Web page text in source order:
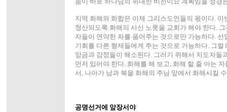
지역 화해와 화합은 이제 그리스도인들의 몫이다.
청산되도록 화해의 사신 노릇을 교회가 해야 한다.
자들이 연약한 자를 품어주는 것으로만 가능하다.
기회를 다른 형제들에게 주는 것으로 가능하다. 그럴
앙금과 감정들이 해소된다. 그러기 위해서 지도자들
먼저 있어야 한다. 화해를 해 보고, 화해 할 줄 아는
서, 나아가 남과 북을 화해의 주님 앞에서 화해시킬
공명선거에 앞장서야